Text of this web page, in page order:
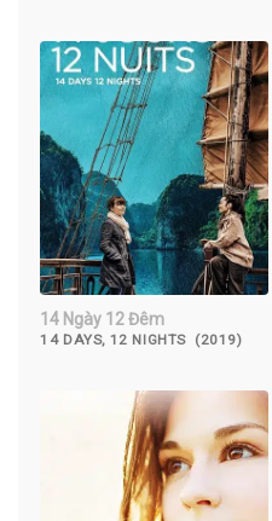
14 Ngày 12 Đêm
14 DAYS, 12 NIGHTS (2019)